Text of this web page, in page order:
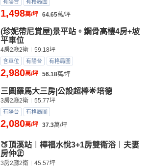
有陽台 有格局圖
1,498萬/坪 64.65萬/坪
(珍妮帶尼賞屋)景平站。鋼骨高樓4房+坡
平車位
4房2廳2衛 59.18坪
含車位 有陽台 有格局圖
2,980萬/坪 56.18萬/坪
三圓羅馬大三房|公設超棒🌟培德
3房2廳2衛 55.77坪
有陽台 有格局圖
2,080萬/坪 37.3萬/坪
🍑頂溪站︱樺福水悅3+1房雙衛浴︱夫妻
房仲㊣
3房2廳2衛 45.57坪